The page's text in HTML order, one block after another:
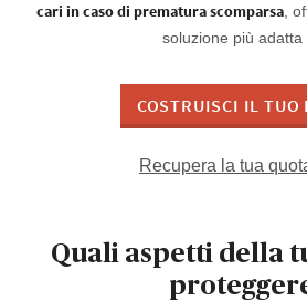
cari in caso di prematura scomparsa,
soluzione più adatta
COSTRUISCI IL TUO
Recupera la tua
Quali aspetti della